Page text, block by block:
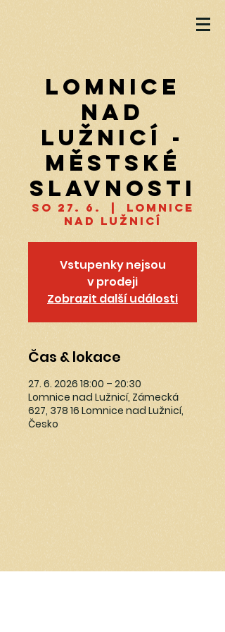
Lomnice
nad
Lužnicí -
městské
slavnosti
so 27. 6.
Lomnice
nad Lužnicí
Vstupenky nejsou
v prodeji
Zobrazit další události
Čas & lokace
27. 6. 2026 18:00 – 20:30
Lomnice nad Lužnicí, Zámecká
627, 378 16 Lomnice nad Lužnicí,
Česko